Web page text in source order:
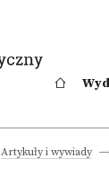
Artykuły i wywiady